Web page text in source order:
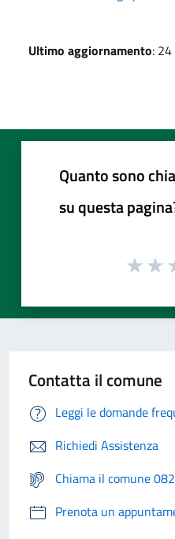
Ultimo aggiornamento:
Quanto sono
su questa
Contatta il comune
Leggi le domande
Richiedi Assistenza
Chiama il comune
Prenota un